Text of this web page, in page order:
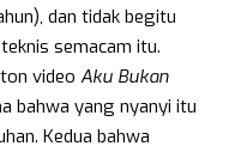
dan tidak begitu
semacam itu.
video Aku Bukan
bahwa yang nyanyi itu
Kedua bahwa